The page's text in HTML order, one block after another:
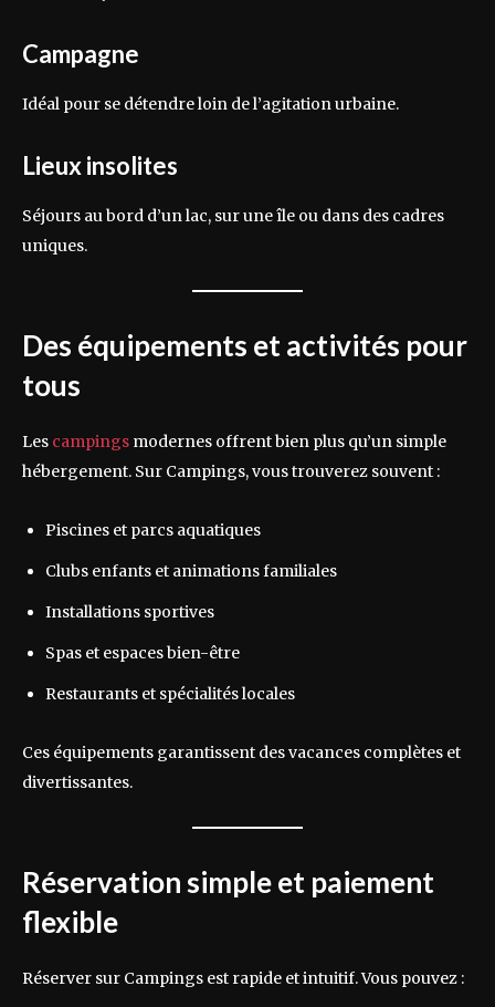
Campagne
Idéal pour se détendre loin de l’agitation urbaine.
Lieux insolites
Séjours au bord d’un lac, sur une île ou dans des cadres
uniques.
Des équipements et activités pour
tous
Les campings modernes offrent bien plus qu’un simple
hébergement. Sur Campings, vous trouverez souvent :
Piscines et parcs aquatiques
Clubs enfants et animations familiales
Installations sportives
Spas et espaces bien-être
Restaurants et spécialités locales
Ces équipements garantissent des vacances complètes et
divertissantes.
Réservation simple et paiement
flexible
Réserver sur Campings est rapide et intuitif. Vous pouvez :